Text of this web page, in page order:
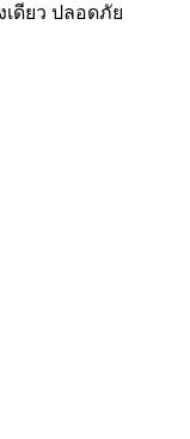
เดียว ปลอดภัย